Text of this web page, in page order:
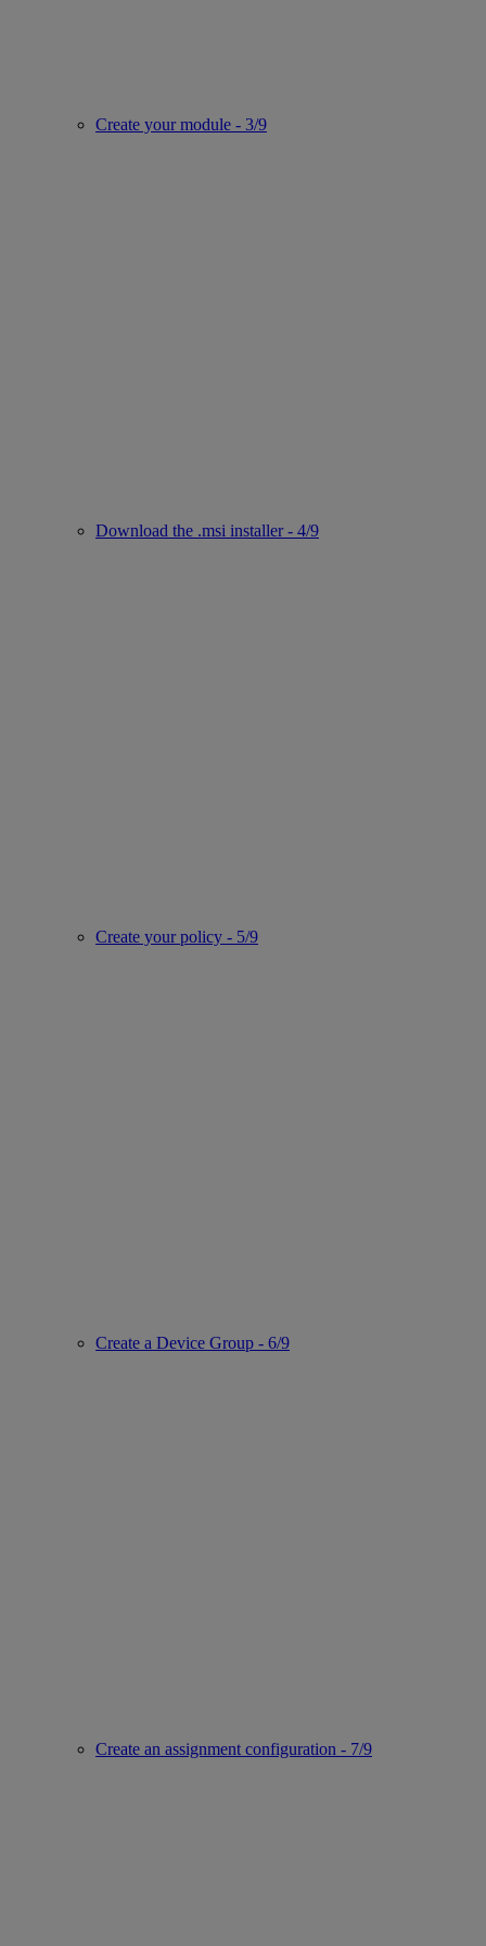
Create your module - 3/9
Download the .msi installer - 4/9
Create your policy - 5/9
Create a Device Group - 6/9
Create an assignment configuration - 7/9